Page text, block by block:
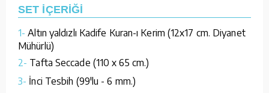
SET İÇERİĞİ
1- Altın yaldızlı Kadife Kuran-ı Kerim (12x17 cm. Diyanet
Mühürlü)
2- Tafta Seccade (110 x 65 cm.)
3- İnci Tesbih (99'lu - 6 mm.)